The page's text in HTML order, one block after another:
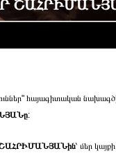
հայագիտական նախագծի
:
՝ մեր